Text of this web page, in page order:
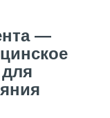
—